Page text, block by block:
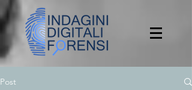
Post